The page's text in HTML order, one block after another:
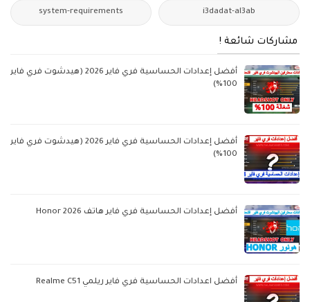
i3dadat-al3ab
system-requirements
مشاركات شائعة !
أفضل إعدادات الحساسية فري فاير 2026 (هيدشوت فري فاير
100%)
أفضل إعدادات الحساسية فري فاير 2026 (هيدشوت فري فاير
100%)
أفضل إعدادات الحساسية فري فاير هاتف Honor 2026
أفضل اعدادات الحساسية فري فاير ريلمي Realme C51